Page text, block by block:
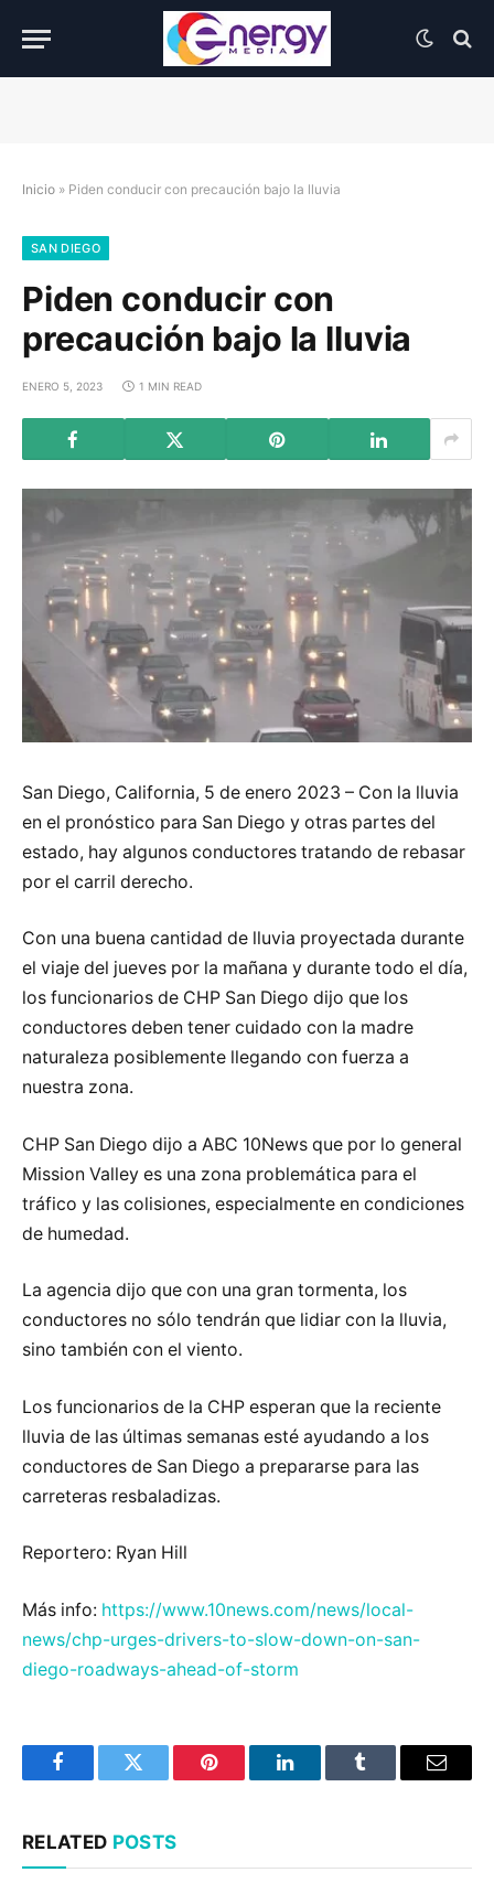
Inicio » Piden conducir con precaución bajo la lluvia
SAN DIEGO
Piden conducir con
precaución bajo la lluvia
ENERO 5, 2023 1 MIN READ
San Diego, California, 5 de enero 2023 – Con la lluvia
en el pronóstico para San Diego y otras partes del
estado, hay algunos conductores tratando de rebasar
por el carril derecho.
Con una buena cantidad de lluvia proyectada durante
el viaje del jueves por la mañana y durante todo el día,
los funcionarios de CHP San Diego dijo que los
conductores deben tener cuidado con la madre
naturaleza posiblemente llegando con fuerza a
nuestra zona.
CHP San Diego dijo a ABC 10News que por lo general
Mission Valley es una zona problemática para el
tráfico y las colisiones, especialmente en condiciones
de humedad.
La agencia dijo que con una gran tormenta, los
conductores no sólo tendrán que lidiar con la lluvia,
sino también con el viento.
Los funcionarios de la CHP esperan que la reciente
lluvia de las últimas semanas esté ayudando a los
conductores de San Diego a prepararse para las
carreteras resbaladizas.
Reportero: Ryan Hill
Más info: https://www.10news.com/news/local-
news/chp-urges-drivers-to-slow-down-on-san-
diego-roadways-ahead-of-storm
FacebookTwitter Pinterest LinkedInTumblr Email
RELATED POSTS